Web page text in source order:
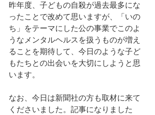
昨年度、子どもの自殺が過去最多にな
ったことで改めて思いますが、「いの
ち」をテーマにした公の事業でこのよ
うなメンタルヘルスを扱うものが増え
ることを期待して、今日のような子ど
もたちとの出会いを大切にしようと思
います。
なお、今日は新聞社の方も取材に来て
くださいました。記事になりました